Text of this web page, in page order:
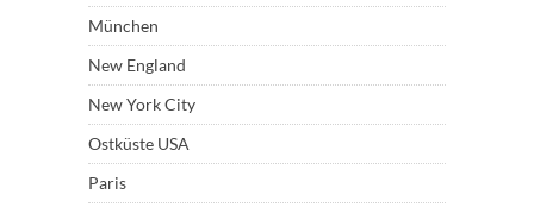
München
New England
New York City
Ostküste USA
Paris